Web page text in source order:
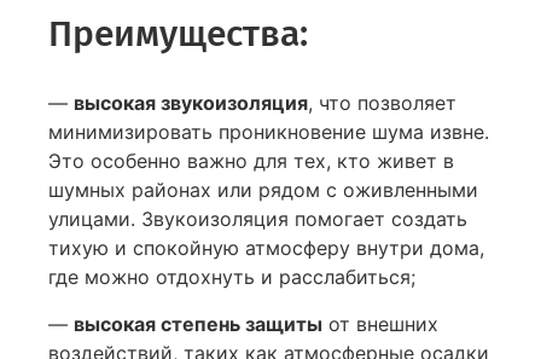
Преимущества:
— высокая звукоизоляция, что позволяет
минимизировать проникновение шума извне.
Это особенно важно для тех, кто живет в
шумных районах или рядом с оживленными
улицами. Звукоизоляция помогает создать
тихую и спокойную атмосферу внутри дома,
где можно отдохнуть и расслабиться;
— высокая степень защиты от внешних
воздействий, таких как атмосферные осадки